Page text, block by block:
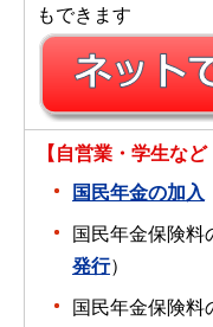
もできます
【自営業・学生な
国民年金の加入
国民年金保険料
発行）
国民年金保険料